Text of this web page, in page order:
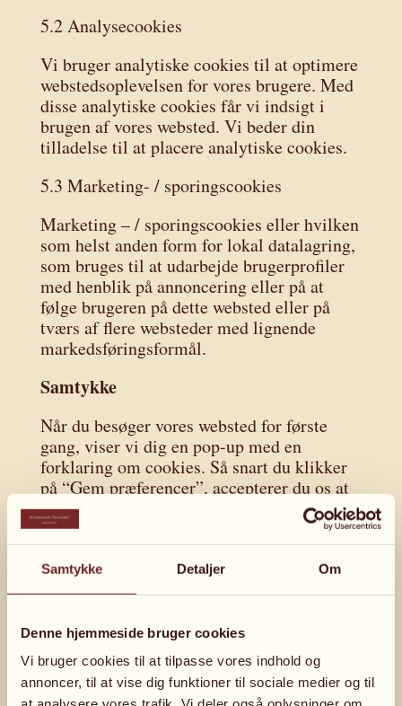
Samtykke Detaljer Om
Denne hjemmeside bruger cookies
Vi bruger cookies til at tilpasse vores indhold og
annoncer, til at vise dig funktioner til sociale medier og til
5.2 Analysecookies
Vi bruger analytiske cookies til at optimere
webstedsoplevelsen for vores brugere. Med
disse analytiske cookies får vi indsigt i
brugen af ​​vores websted. Vi beder din
tilladelse til at placere analytiske cookies.
5.3 Marketing- / sporingscookies
Marketing – / sporingscookies eller hvilken
som helst anden form for lokal datalagring,
som bruges til at udarbejde brugerprofiler
med henblik på annoncering eller på at
følge brugeren på dette websted eller på
tværs af flere websteder med lignende
markedsføringsformål.
Samtykke
Når du besøger vores websted for første
gang, viser vi dig en pop-up med en
forklaring om cookies. Så snart du klikker
på “Gem præferencer”, accepterer du os at
bruge de kategorier af cookies og plug-ins
du valgte i pop-up-funktionen, som
beskrevet i denne cookiepolitik. Du kan
deaktivere brugen af ​​cookies via din
browser, men bemærk at vores websted
Aktivering/deaktivering og sletning af
cookies